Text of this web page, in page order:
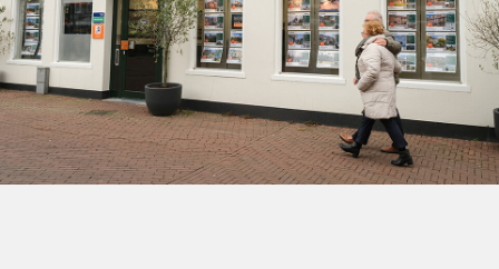
Onze diensten
Contact
Word jij onze nieuwe makelaar?
Woning Waarde Adviesdagen
Gratis Informatieavond Starters